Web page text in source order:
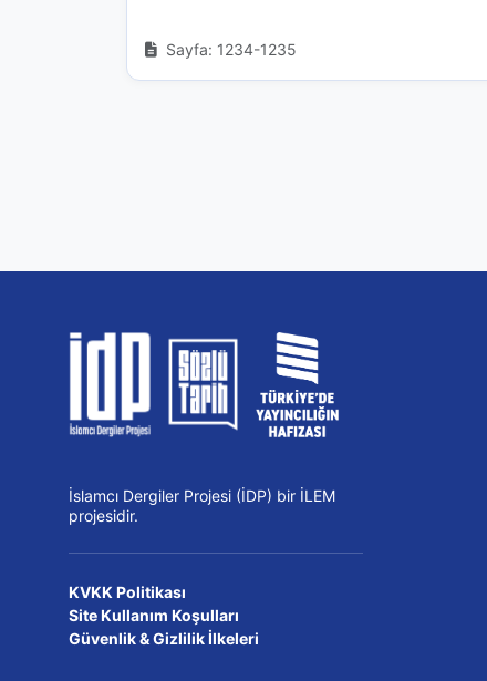
Sayfa: 1234-1235
İslamcı Dergiler Projesi (İDP) bir İLEM
projesidir.
KVKK Politikası
Site Kullanım Koşulları
Güvenlik & Gizlilik İlkeleri